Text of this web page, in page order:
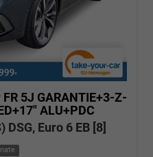
FR 5J GARANTIE+3-Z-
ALU+PDC
Euro 6 EB [8]